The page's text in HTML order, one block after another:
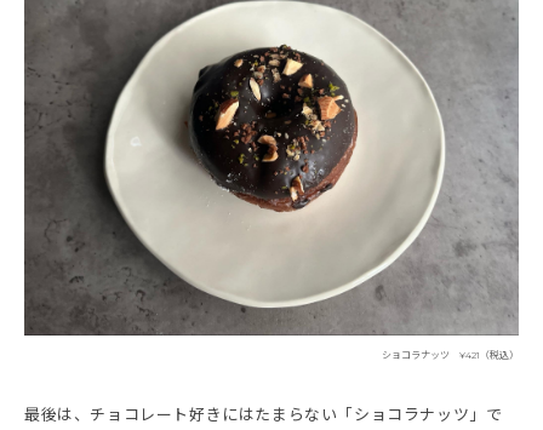
ショコラナッツ ¥421（税込）
最後は、チョコレート好きにはたまらない「ショコラナッツ」で